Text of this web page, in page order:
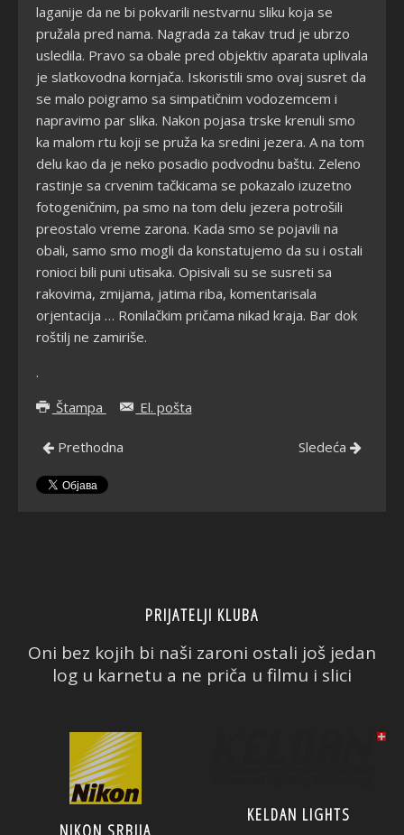
laganije da ne bi pokvarili nestvarnu sliku koja se
pružala pred nama. Nagrada za takav trud je ubrzo
usledila. Pravo sa obale pred objektiv aparata uplivala
je slatkovodna kornjača. Iskoristili smo ovaj susret da
se malo poigramo sa simpatičnim vodozemcem i
napravimo par slika. Nakon pojasa trske krenuli smo
ka malom rtu koji se pruža ka sredini jezera. A na tom
delu kao da je neko posadio podvodnu baštu. Zeleno
rastinje sa crvenim tačkicama se pokazalo izuzetno
fotogeničnim, pa smo na tom delu jezera potrošili
preostalo vreme zarona. Kada smo se pojavili na
obali, samo smo mogli da konstatujemo da su i ostali
ronioci bili puni utisaka. Opisivali su se susreti sa
rakovima, zmijama, jatima riba, komentarisala
orjentacija … Ronilačkim pričama nikad kraja. Bar dok
roštilj ne zamiriše.
.
Štampa
El. pošta
Prethodna Sledeća
PRIJATELJI KLUBA
Oni bez kojih bi naši zaroni ostali još jedan
log u karnetu a ne priča u filmu i slici
NIKON SRBIJA
KELDAN LIGHTS